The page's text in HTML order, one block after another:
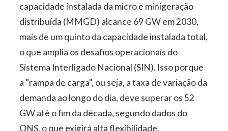
capacidade instalada da micro e minigeração
distribuída (MMGD) alcance 69 GW em 2030,
mais de um quinto da capacidade instalada total,
o que amplia os desafios operacionais do
Sistema Interligado Nacional (SIN). Isso porque
a "rampa de carga", ou seja, a taxa de variação da
demanda ao longo do dia, deve superar os 52
GW até o fim da década, segundo dados do
ONS, o que exigirá alta flexibilidade.